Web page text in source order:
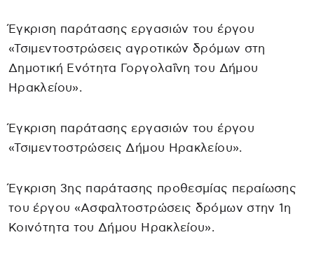
Έγκριση παράτασης εργασιών του έργου
«Τσιμεντοστρώσεις αγροτικών δρόμων στη
Δημοτική Ενότητα Γοργολαΐνη του Δήμου
Ηρακλείου».
Έγκριση παράτασης εργασιών του έργου
«Τσιμεντοστρώσεις Δήμου Ηρακλείου».
Έγκριση 3ης παράτασης προθεσμίας περαίωσης
του έργου «Ασφαλτοστρώσεις δρόμων στην 1η
Κοινότητα του Δήμου Ηρακλείου».